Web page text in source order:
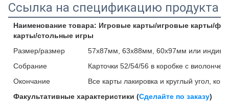
Ссылка на спецификацию продукта
Наименование товара: Игровые карты/игровые карты/
карты/стольные игры
Размер/размер
57x87мм, 63x88мм, 60x97мм или
Собрание
Карточки 52/54/56 в коробке с
Окончание
Все карты лакировка и круглый угол,
Факультативные характеристики (Сделайте по заказу)